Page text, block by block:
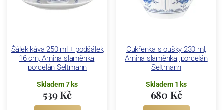
Šálek káva 250 ml + podšálek
16 cm, Amina slaměnka,
porcelán Seltmann
Skladem 7 ks
539 Kč
Cukřenka s oušky 230 ml,
Amina slaměnka, porcelán
Seltmann
Skladem 1 ks
680 Kč